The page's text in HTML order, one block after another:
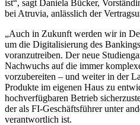
ist“, sagt Daniela Bücker,
bei Atruvia, anlässlich der
„Auch in Zukunft werden wir in
um die Digitalisierung des
voranzutreiben. Der neue
Nachwuchs auf die immer
vorzubereiten – und weiter in der
Produkte im eigenen Haus zu
hochverfügbaren Betrieb
der als FI-Geschäftsführer unter
verantwortlich ist.